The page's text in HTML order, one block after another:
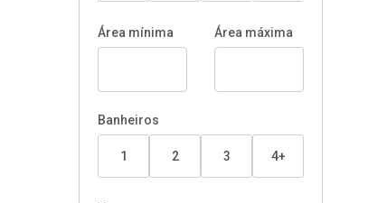
Área mínima Área máxima
Banheiros
1 2 3 4+